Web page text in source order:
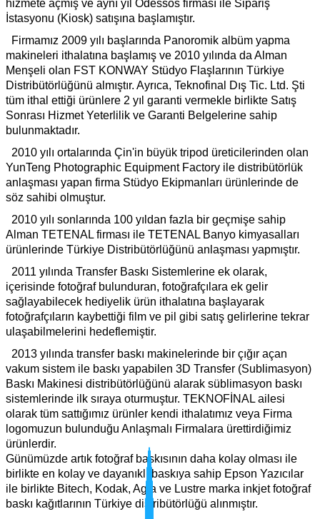
hizmete açmış ve aynı yıl Odessos firması ile Sipariş
İstasyonu (Kiosk) satışına başlamıştır.
Firmamız 2009 yılı başlarında Panoromik albüm yapma
makineleri ithalatına başlamış ve 2010 yılında da Alman
Menşeli olan FST KONWAY Stüdyo Flaşlarının Türkiye
Distribütörlüğünü almıştır. Ayrıca, Teknofinal Dış Tic. Ltd. Şti
tüm ithal ettiği ürünlere 2 yıl garanti vermekle birlikte Satış
Sonrası Hizmet Yeterlilik ve Garanti Belgelerine sahip
bulunmaktadır.
2010 yılı ortalarında Çin'in büyük tripod üreticilerinden olan
YunTeng Photographic Equipment Factory ile distribütörlük
anlaşması yapan firma Stüdyo Ekipmanları ürünlerinde de
söz sahibi olmuştur.
2010 yılı sonlarında 100 yıldan fazla bir geçmişe sahip
Alman TETENAL firması ile TETENAL Banyo kimyasalları
ürünlerinde Türkiye Distribütörlüğünü anlaşması yapmıştır.
2011 yılında Transfer Baskı Sistemlerine ek olarak,
içerisinde fotoğraf bulunduran, fotoğrafçılara ek gelir
sağlayabilecek hediyelik ürün ithalatına başlayarak
fotoğrafçıların kaybettiği film ve pil gibi satış gelirlerine tekrar
ulaşabilmelerini hedeflemiştir.
2013 yılında transfer baskı makinelerinde bir çığır açan
vakum sistem ile baskı yapabilen 3D Transfer (Sublimasyon)
Baskı Makinesi distribütörlüğünü alarak süblimasyon baskı
sistemlerinde ilk sıraya oturmuştur. TEKNOFİNAL ailesi
olarak tüm sattığımız ürünler kendi ithalatımız veya Firma
logomuzun bulunduğu Anlaşmalı Firmalara ürettirdiğimiz
ürünlerdir.
Günümüzde artık fotoğraf baskısının daha kolay olması ile
birlikte en kolay ve dayanıklı baskıya sahip Epson Yazıcılar
ile birlikte Bitech, Kodak, Agfa ve Lustre marka inkjet fotoğraf
baskı kağıtlarının Türkiye distribütörlüğü alınmıştır.